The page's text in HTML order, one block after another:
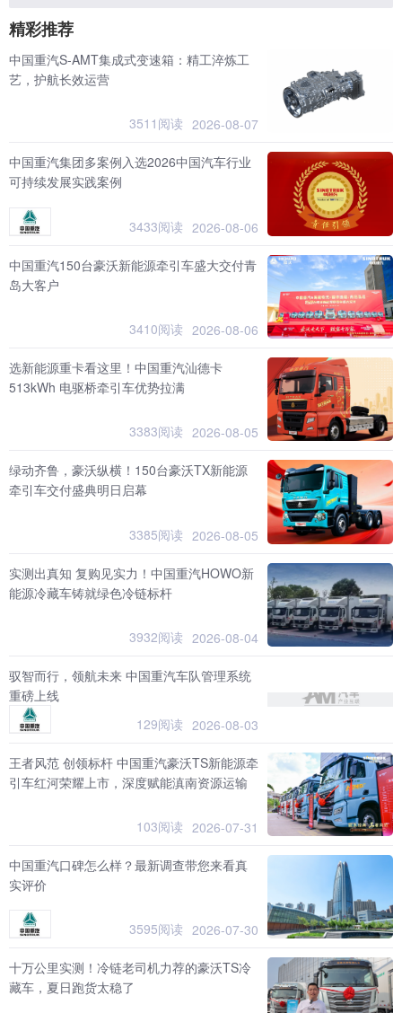
精彩推荐
中国重汽S-AMT集成式变速箱：精工淬炼工
艺，护航长效运营
3511阅读 2026-08-07
中国重汽集团多案例入选2026中国汽车行业
可持续发展实践案例
3433阅读 2026-08-06
中国重汽150台豪沃新能源牵引车盛大交付青
岛大客户
3410阅读 2026-08-06
选新能源重卡看这里！中国重汽汕德卡
513kWh 电驱桥牵引车优势拉满
3383阅读 2026-08-05
绿动齐鲁，豪沃纵横！150台豪沃TX新能源
牵引车交付盛典明日启幕
3385阅读 2026-08-05
实测出真知 复购见实力！中国重汽HOWO新
能源冷藏车铸就绿色冷链标杆
3932阅读 2026-08-04
驭智而行，领航未来 中国重汽车队管理系统
重磅上线
129阅读 2026-08-03
王者风范 创领标杆 中国重汽豪沃TS新能源牵
引车红河荣耀上市，深度赋能滇南资源运输
103阅读 2026-07-31
中国重汽口碑怎么样？最新调查带您来看真
实评价
3595阅读 2026-07-30
十万公里实测！冷链老司机力荐的豪沃TS冷
藏车，夏日跑货太稳了